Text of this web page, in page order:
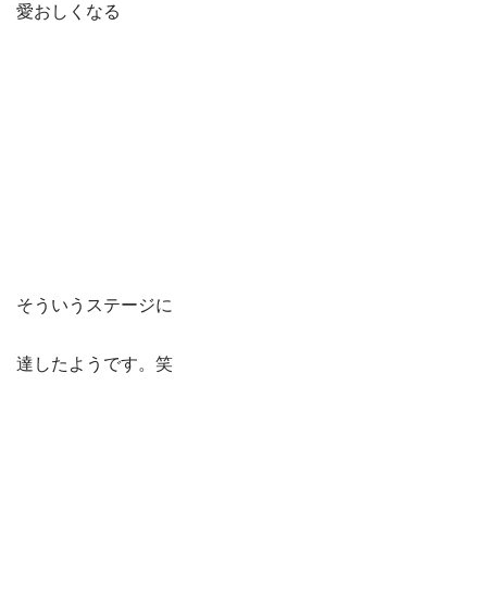
愛おしくなる
そういうステージに
達したようです。笑